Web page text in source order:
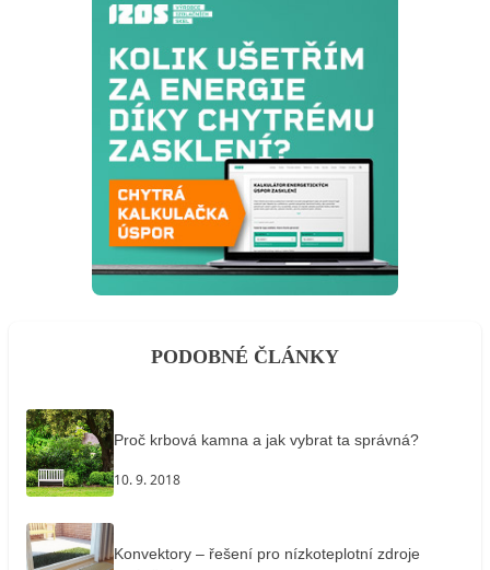
PODOBNÉ ČLÁNKY
Proč krbová kamna a jak vybrat ta správná?
10. 9. 2018
Konvektory – řešení pro nízkoteplotní zdroje